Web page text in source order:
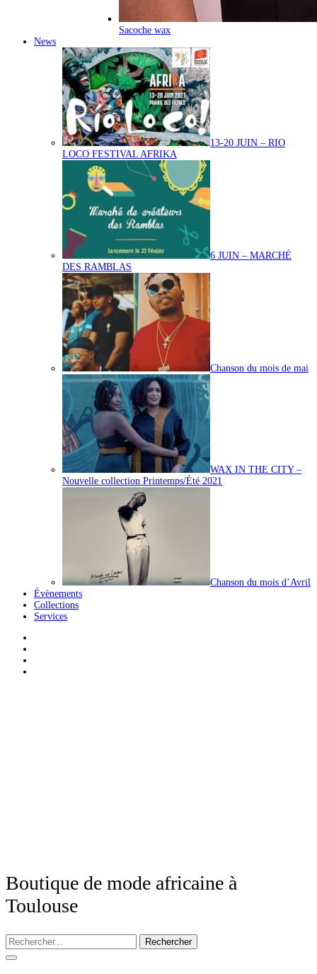
Sacoche wax
News
13-20 JUIN – RIO
LOCO FESTIVAL AFRIKA
6 JUIN – MARCHÉ
DES RAMBLAS
Chanson du mois de mai
WAX IN THE CITY –
Nouvelle collection Printemps/Été 2021
Chanson du mois d’Avril
Évènements
Collections
Services
Boutique de mode africaine à
Toulouse
Rechercher